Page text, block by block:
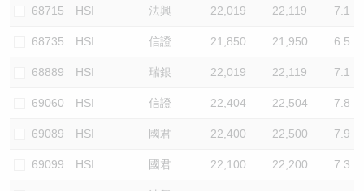
68715 HSI 法興 22,019 22,119 7.1
68735 HSI 信證 21,850 21,950 6.5
68889 HSI 瑞銀 22,019 22,119 7.1
69060 HSI 信證 22,404 22,504 7.8
69089 HSI 國君 22,400 22,500 7.9
69099 HSI 國君 22,100 22,200 7.3